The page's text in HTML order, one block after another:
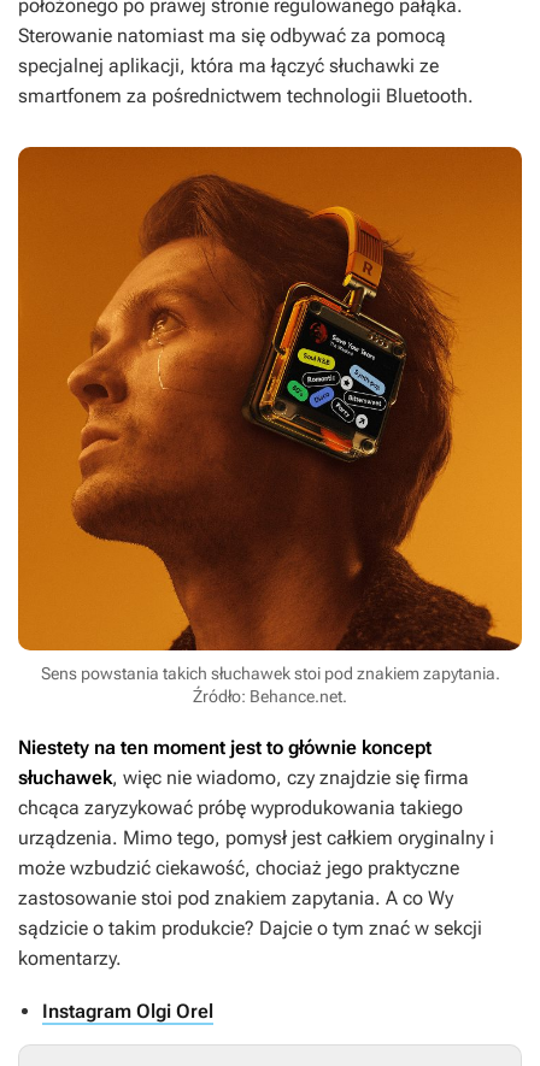
położonego po prawej stronie regulowanego pałąka.
Sterowanie natomiast ma się odbywać za pomocą
specjalnej aplikacji, która ma łączyć słuchawki ze
smartfonem za pośrednictwem technologii Bluetooth.
Sens powstania takich słuchawek stoi pod znakiem zapytania.
Źródło: Behance.net.
Niestety na ten moment jest to głównie koncept
słuchawek, więc nie wiadomo, czy znajdzie się firma
chcąca zaryzykować próbę wyprodukowania takiego
urządzenia. Mimo tego, pomysł jest całkiem oryginalny i
może wzbudzić ciekawość, chociaż jego praktyczne
zastosowanie stoi pod znakiem zapytania. A co Wy
sądzicie o takim produkcie? Dajcie o tym znać w sekcji
komentarzy.
Instagram Olgi Orel